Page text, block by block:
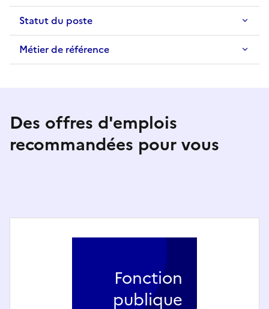
Statut du poste
Métier de référence
Des offres d'emplois
recommandées pour vous
Fonction
publique